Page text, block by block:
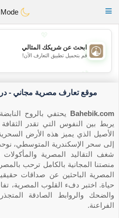
Bahebik
Toggle
💕
ابحث عن شريكك المثالي
قم بتحميل تطبيق التعارف الآن!
موقع تعارف مصرية مجاني -
Bahebik.com يحتفي بالروح
يربط بين النفوس التي تقدر الثقافة
الأصيل الذي يميز هذه الأرض
إلى سحر الإسكندرية المتوسطي،
شغف التقاليد المصرية
منصتنا المجانية بالكامل ترحب
المصرية الباحثين عن صداقات
حياة. اختبر دفء القلوب المصرية،
والضحك والروابط الصادقة
الفراعنة.